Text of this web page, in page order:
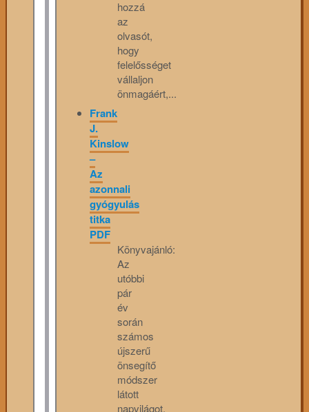
hozzá
az
olvasót,
hogy
felelősséget
vállaljon
önmagáért,...
Frank
J.
Kinslow
–
Az
azonnali
gyógyulás
titka
PDF
Könyvajánló:
Az
utóbbi
pár
év
során
számos
újszerű
önsegítő
módszer
látott
napvilágot,